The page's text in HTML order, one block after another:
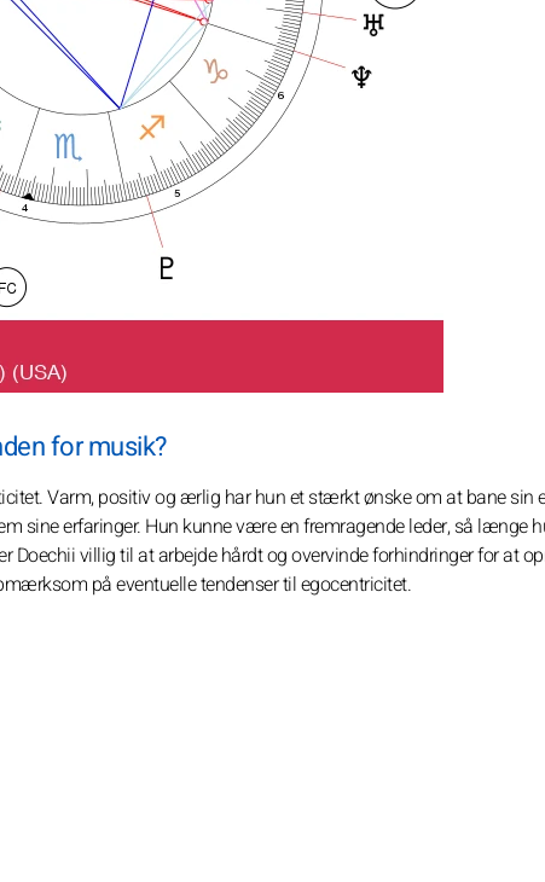
for musik?
Varm, positiv og ærlig har hun et stærkt ønske om at bane sin
sine erfaringer. Hun kunne være en fremragende leder, så længe
villig til at arbejde hårdt og overvinde forhindringer for at
på eventuelle tendenser til egocentricitet.